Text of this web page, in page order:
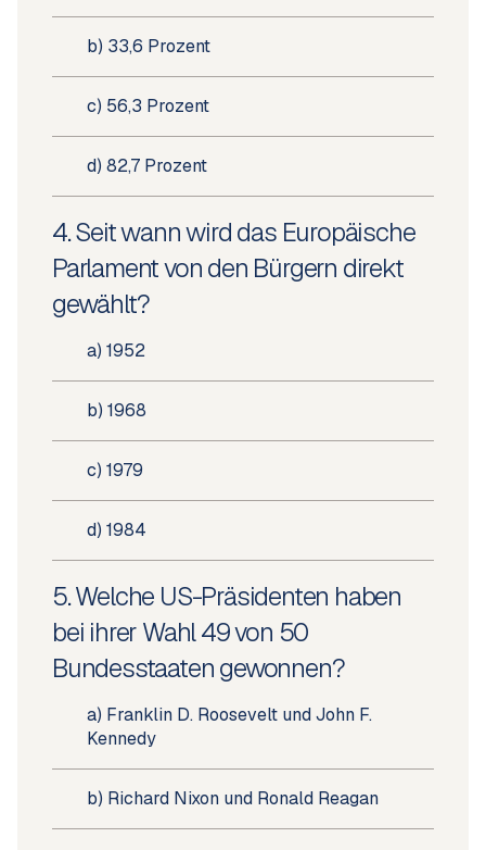
b) 33,6 Prozent
c) 56,3 Prozent
d) 82,7 Prozent
4. Seit wann wird das Europäische
Parlament von den Bürgern direkt
gewählt?
a) 1952
b) 1968
c) 1979
d) 1984
5. Welche US-Präsidenten haben
bei ihrer Wahl 49 von 50
Bundesstaaten gewonnen?
a) Franklin D. Roosevelt und John F.
Kennedy
b) Richard Nixon und Ronald Reagan